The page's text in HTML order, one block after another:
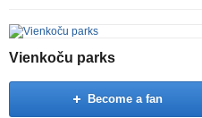
Vienkoču parks
Become a fan